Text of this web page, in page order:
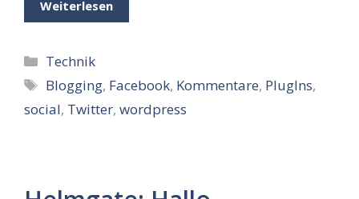
Weiterlesen
Kategorien
Technik
Schlagwörter
Blogging, Facebook, Kommentare, PlugIns,
social, Twitter, wordpress